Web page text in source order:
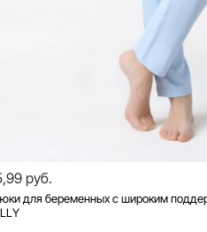
руб.
для беременных с широким